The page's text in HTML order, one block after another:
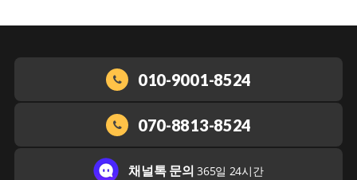
010-9001-8524
070-8813-8524
채널톡 문의365일 24시간